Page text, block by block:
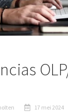
17 mei 2024